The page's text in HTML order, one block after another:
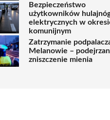
Bezpieczeństwo
użytkowników
elektrycznych w
komunijnym
Zatrzymanie
Melanowie –
zniszczenie mienia